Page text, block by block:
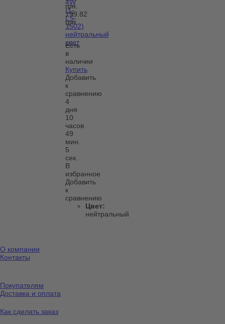
4W
(1-
LS-
1502)
нейтральный
свет
грн.
199.82
грн.
Есть
в
наличии
Купить
Добавить
к
сравнению
4
дня
10
часов
49
мин.
5
сек.
В
избранное
Добавить
к
сравнению
Цвет:
нейтральный
О компании
Контакты
Покупателям
Доставка и оплата
Как сделать заказ